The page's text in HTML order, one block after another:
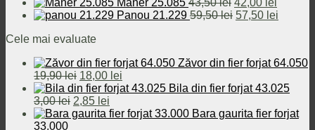
460,00 lei.
a
32,00 lei.
este:
Maner 25.085 43,50lei
inițial
42,00 lei
curent
Panou 21.229 59,50lei Prețul
59,50 lei.
57,50 lei
Cele mai evaluate
Zăvor din fier forjat 64.050
19,90lei Prețul
inițial
a
fost:
18,00 lei
curent
18,00 lei.
Bila din fier forjat 43.025
3,00lei Prețul
inițial
2,85 lei
curent
Bara gaurita fier forjat
33.000